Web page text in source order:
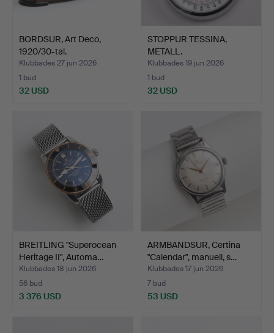
BORDSUR, Art Deco,
1920/30-tal.
Klubbades 27 jun 2026
1 bud
32 USD
STOPPUR TESSINA,
METALL.
Klubbades 19 jun 2026
1 bud
32 USD
BREITLING "Superocean
Heritage II", Automa…
Klubbades 18 jun 2026
56 bud
3 376 USD
ARMBANDSUR, Certina
"Calendar", manuell, s…
Klubbades 17 jun 2026
7 bud
53 USD